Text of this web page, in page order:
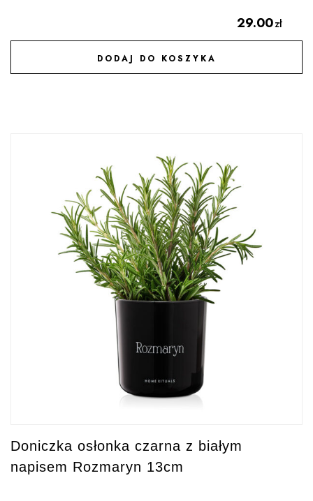
29.00zł
DODAJ DO KOSZYKA
DODAJ DO ULUBIONYCH
Doniczka osłonka czarna z białym
napisem Rozmaryn 13cm